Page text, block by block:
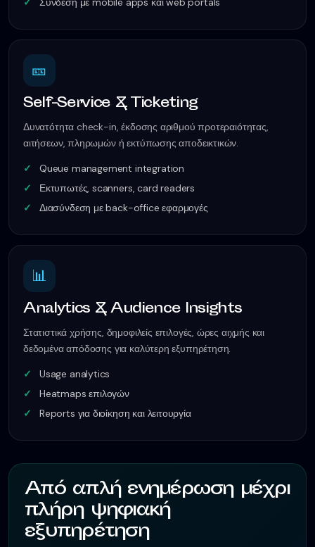
🎫
Self-Service & Ticketing
Δυνατότητα check-in, έκδοσης αριθμού προτεραιότητας,
αιτήσεων, πληρωμών ή εκτύπωσης αποδεικτικών.
Queue management integration
Εκτυπωτές, scanners, card readers
Διασύνδεση με back-office εφαρμογές
📊
Analytics & Audience Insights
Στατιστικά χρήσης, δημοφιλείς επιλογές, ώρες αιχμής και
δεδομένα απόδοσης για καλύτερη εξυπηρέτηση.
Usage analytics
Heatmaps επιλογών
Reports για διοίκηση και λειτουργία
Από απλή ενημέρωση μέχρι
πλήρη ψηφιακή
εξυπηρέτηση